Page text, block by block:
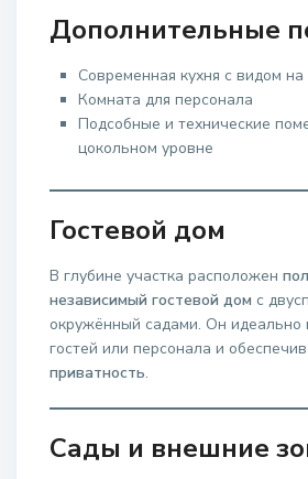
Дополнительные
Современная кухня с видом на
Комната для персонала
Подсобные и технические
цокольном уровне
Гостевой дом
В глубине участка расположен
независимый гостевой дом с
окружённый садами. Он идеально
гостей или персонала и
приватность.
Сады и внешние